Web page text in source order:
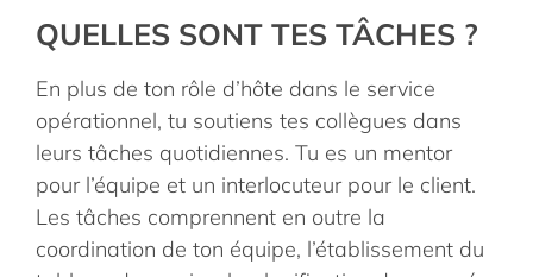
QUELLES SONT TES TÂCHES ?
En plus de ton rôle d’hôte dans le service
opérationnel, tu soutiens tes collègues dans
leurs tâches quotidiennes. Tu es un mentor
pour l’équipe et un interlocuteur pour le client.
Les tâches comprennent en outre la
coordination de ton équipe, l’établissement du